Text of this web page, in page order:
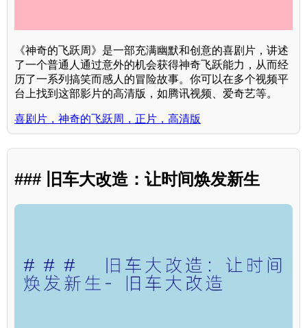
《神奇的飞跃周》是一部充满幽默和创意的喜剧片，讲述
了一个普通人通过意外的机会获得神奇飞跃能力，从而经
历了一系列搞笑而感人的冒险故事。你可以在多个视频平
台上找到这部影片的高清版，如腾讯视频、爱奇艺等。
喜剧片，神奇的飞跃周，正片，高清版
### 旧车大改造：让时间焕发新生